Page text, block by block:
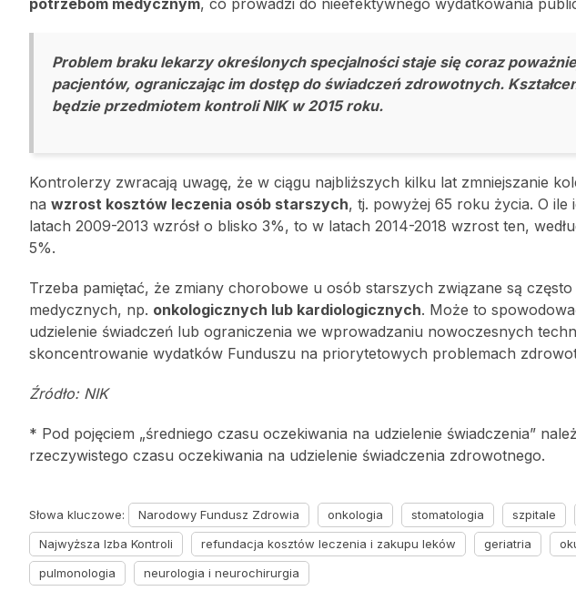
potrzebom medycznym, co prowadzi do nieefektywnego wydatkowania
Problem braku lekarzy określonych specjalności staje się coraz
pacjentów, ograniczając im dostęp do świadczeń zdrowotnych.
będzie przedmiotem kontroli NIK w 2015 roku.
Kontrolerzy zwracają uwagę, że w ciągu najbliższych kilku lat zmniejszanie
na wzrost kosztów leczenia osób starszych, tj. powyżej 65 roku życia. O ile
latach 2009-2013 wzrósł o blisko 3%, to w latach 2014-2018 wzrost ten,
5%.
Trzeba pamiętać, że zmiany chorobowe u osób starszych związane są
medycznych, np. onkologicznych lub kardiologicznych. Może to
udzielenie świadczeń lub ograniczenia we wprowadzaniu nowoczesnych
skoncentrowanie wydatków Funduszu na priorytetowych problemach
Źródło: NIK
* Pod pojęciem „średniego czasu oczekiwania na udzielenie świadczenia”
rzeczywistego czasu oczekiwania na udzielenie świadczenia zdrowotnego.
Słowa kluczowe: Narodowy Fundusz Zdrowia onkologia stomatologia szpitale
Najwyższa Izba Kontroli
refundacja kosztów leczenia i zakupu leków geriatria
pulmonologia
neurologia i neurochirurgia